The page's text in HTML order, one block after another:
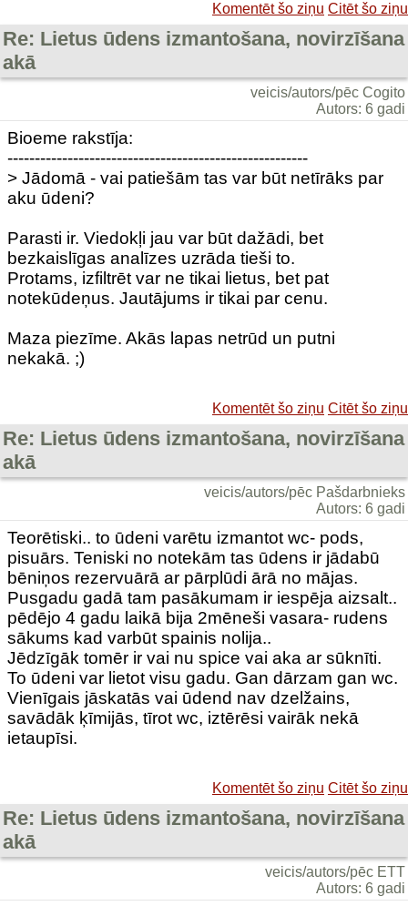
Komentēt šo ziņu Citēt šo ziņu
Re: Lietus ūdens izmantošana, novirzīšana
akā
veicis/autors/pēc Cogito
Autors: 6 gadi
Bioeme rakstīja:
-------------------------------------------------------
> Jādomā - vai patiešām tas var būt netīrāks par
aku ūdeni?
Parasti ir. Viedokļi jau var būt dažādi, bet
bezkaislīgas analīzes uzrāda tieši to.
Protams, izfiltrēt var ne tikai lietus, bet pat
notekūdeņus. Jautājums ir tikai par cenu.
Maza piezīme. Akās lapas netrūd un putni
nekakā. ;)
Komentēt šo ziņu Citēt šo ziņu
Re: Lietus ūdens izmantošana, novirzīšana
akā
veicis/autors/pēc Pašdarbnieks
Autors: 6 gadi
Teorētiski.. to ūdeni varētu izmantot wc- pods,
pisuārs. Teniski no notekām tas ūdens ir jādabū
bēniņos rezervuārā ar pārplūdi ārā no mājas.
Pusgadu gadā tam pasākumam ir iespēja aizsalt..
pēdējo 4 gadu laikā bija 2mēneši vasara- rudens
sākums kad varbūt spainis nolija..
Jēdzīgāk tomēr ir vai nu spice vai aka ar sūknīti.
To ūdeni var lietot visu gadu. Gan dārzam gan wc.
Vienīgais jāskatās vai ūdend nav dzelžains,
savādāk ķīmijās, tīrot wc, iztērēsi vairāk nekā
ietaupīsi.
Komentēt šo ziņu Citēt šo ziņu
Re: Lietus ūdens izmantošana, novirzīšana
akā
veicis/autors/pēc ETT
Autors: 6 gadi